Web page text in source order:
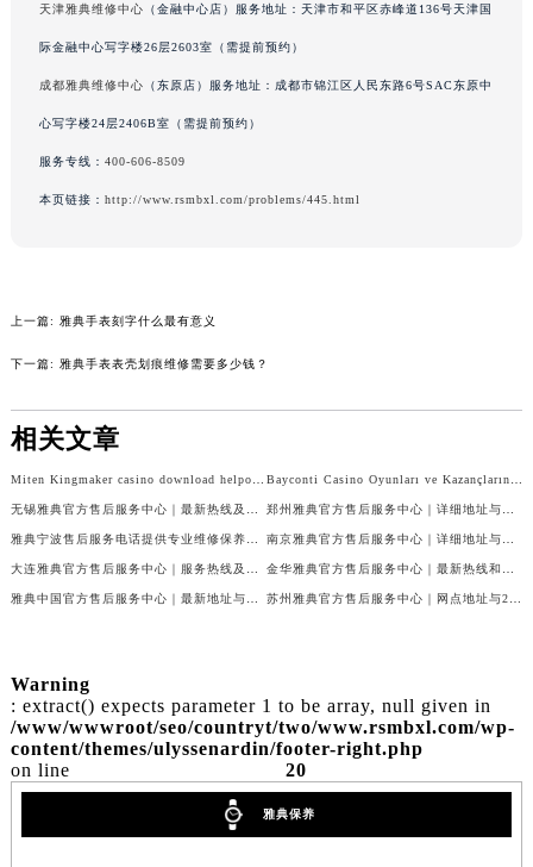
天津雅典维修中心 （金融中心店）服务地址：天津市和平区赤峰道136号天津国
际金融中心写字楼26层2603室（需提前预约）
成都雅典维修中心 （东原店）服务地址：成都市锦江区人民东路6号SAC东原中
心写字楼24层2406B室（需提前预约）
服务专线： 400-606-8509
本页链接： http://www.rsmbxl.com/problems/445.html
上一篇: 雅典手表刻字什么最有意义
下一篇: 雅典手表表壳划痕维修需要多少钱？
相关文章
Miten Kingmaker casino download helpottaa pelaamista mobiilissa Bayconti Casino Oyunları ve Kazançlarınızı Artıracak Stratejiler
无锡雅典官方售后服务中心｜最新热线及详细网点地址权威信息公告（2026年7月最新） 郑州雅典官方售后服务中心｜详细地址与售后电话权威信息公告（2026年7月最新）
雅典宁波售后服务电话提供专业维修保养服务权威公示（2026年7月最新） 南京雅典官方售后服务中心｜详细地址与售后热线电话权威信息公告（2026年7月最新）
大连雅典官方售后服务中心｜服务热线及完整维修地址权威信息公告（2026年7月最新） 金华雅典官方售后服务中心｜最新热线和维修地址权威信息公告（2026年7月最新）
雅典中国官方售后服务中心｜最新地址与售后热线权威信息通知（2026年7月最新） 苏州雅典官方售后服务中心｜网点地址与24小时客服热线权威信息公告（2026年7月最新）
Warning
: extract() expects parameter 1 to be array, null given in
/www/wwwroot/seo/countryt/two/www.rsmbxl.com/wp-
content/themes/ulyssenardin/footer-right.php
on line
20
雅典保养